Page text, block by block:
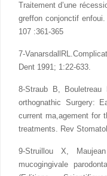
Traitement d’une
greffon conjonctif
107 :361-365
7-
Dent 1991; 1:22-633.
8-Straub B, Bouletreau
orthognathic Surgery:
current ma,agement for
treatments. Rev
9-Struillou X,
mucogingivale